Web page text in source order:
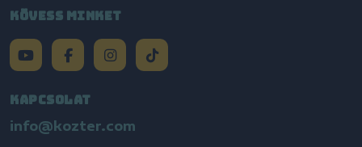
KÖVESS MINKET
KAPCSOLAT
info@kozter.com